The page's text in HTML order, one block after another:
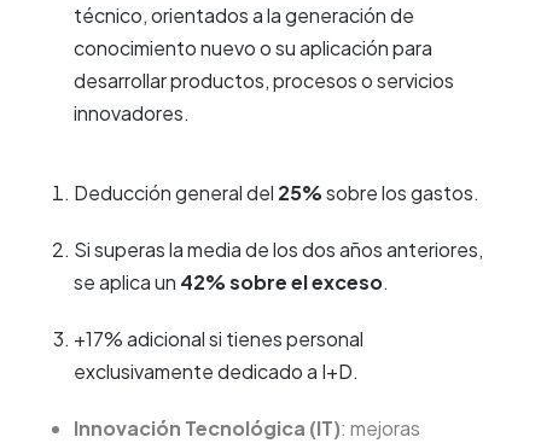
técnico, orientados a la generación de
conocimiento nuevo o su aplicación para
desarrollar productos, procesos o servicios
innovadores.
Deducción general del 25%sobre los gastos.
Si superas la media de los dos años anteriores,
se aplica un 42% sobre el exceso.
+17% adicional si tienes personal
exclusivamente dedicado a I+D.
Innovación Tecnológica (IT): mejoras